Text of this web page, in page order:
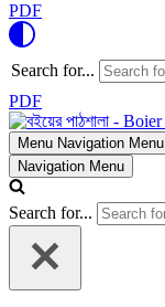
PDF
Search for...
PDF
Menu Navigation Menu
Navigation Menu
Search for...